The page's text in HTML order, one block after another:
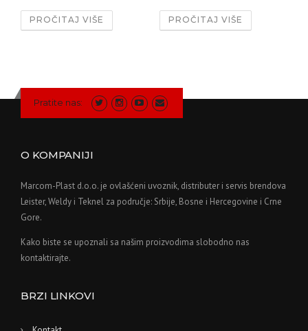
PROČITAJ VIŠE PROČITAJ VIŠE
Pratite nas:
O KOMPANIJI
Marcom-Plast d.o.o. je ovlašćeni uvoznik, distributer i servis brendova
Leister, Weldy i Teknel za područje: Srbije, Bosne i Hercegovine i Crne
Gore.
Kako biste se upoznali sa našim proizvodima slobodno nas
kontaktirajte.
BRZI LINKOVI